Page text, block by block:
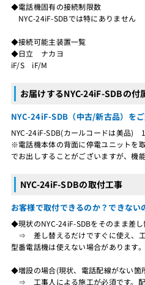
◆電話機固有の接続制限数
NYC-24iF-SDBでは特にありません
◆接続可能主装置一覧
◆日立 ナカヨ
iF/S iF/M
お届けするNYC-24iF-SDBの付
NYC-24iF-SDB（中古/新古品）を
NYC-24iF-SDB(カールコードは美品)
※電話機本体の背面に停電ユニットを
でお出しすることがございますが、機
NYC-24iF-SDBの取付工事
お客様で取付できるのか？できな
◆現状のNYC-24iF-SDBをそのまま差し
⇒ 差し替えるだけですぐに使え、工
型番電話機は使えない場合があります。
◆増設の場合(現状、電話配線がない箇
⇒ 工事人による施工が必須です。配